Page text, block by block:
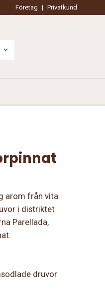
Företag | Privatkund
arom från vita
i distriktet
Parellada,
druvor